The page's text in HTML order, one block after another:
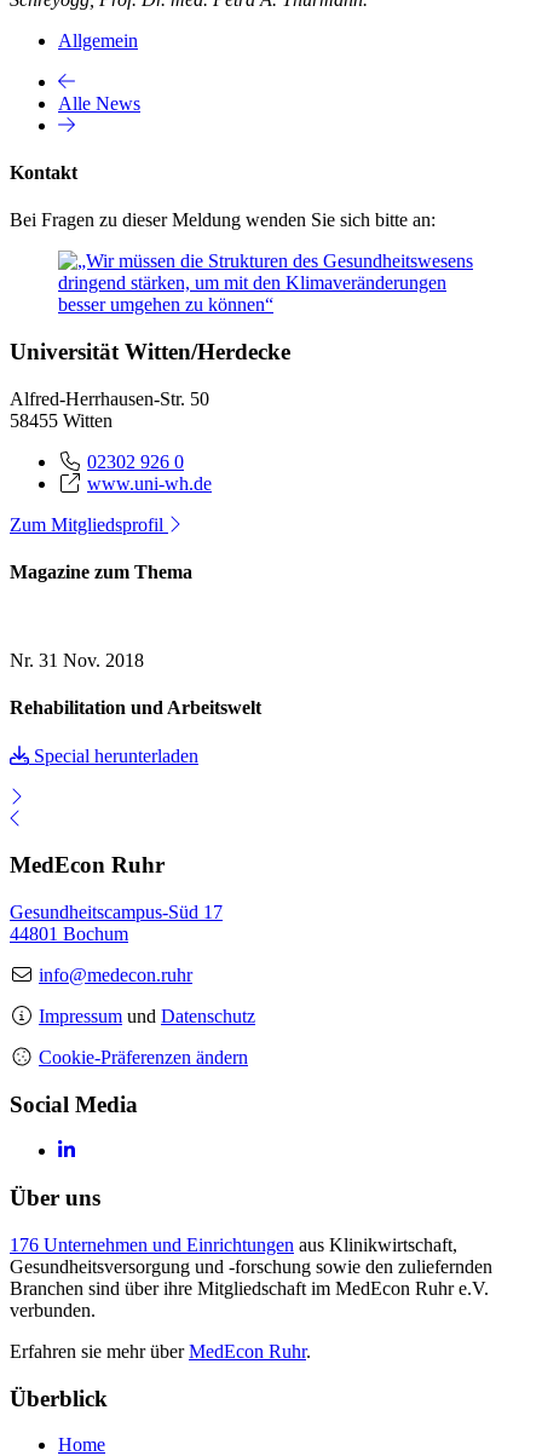
Allgemein
Alle News
Kontakt
Bei Fragen zu dieser Meldung wenden Sie sich bitte an:
Universität Witten/Herdecke
Alfred-Herrhausen-Str. 50
58455 Witten
02302 926 0
www.uni-wh.de
Zum Mitgliedsprofil
Magazine zum Thema
Nr. 31 Nov. 2018
Rehabilitation und Arbeitswelt
Special herunterladen
MedEcon Ruhr
Gesundheitscampus-Süd 17
44801 Bochum
info@medecon.ruhr
Impressum und Datenschutz
Cookie-Präferenzen ändern
Social Media
Über uns
176 Unternehmen und Einrichtungen aus Klinikwirtschaft,
Gesundheitsversorgung und -forschung sowie den zuliefernden
Branchen sind über ihre Mitgliedschaft im MedEcon Ruhr e.V.
verbunden.
Erfahren sie mehr überMedEcon Ruhr.
Überblick
Home